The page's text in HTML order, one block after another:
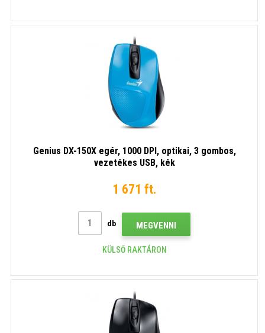
Genius DX-150X egér, 1000 DPI, optikai, 3 gombos,
vezetékes USB, kék
1 671 ft.
db MEGVENNI
KÜLSŐ RAKTÁRON